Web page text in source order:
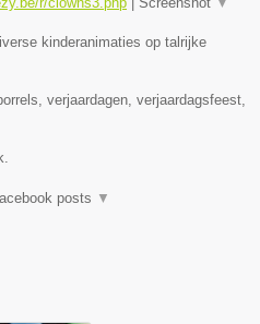
kinderanimaties op talrijke
verjaardagen, verjaardagsfeest,
posts ▼